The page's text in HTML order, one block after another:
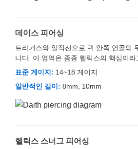
데이스 피어싱
트라거스와 일직선으로 귀 안쪽 연골의
니다. 이 영역은 종종 헬릭스의 핵심이라
표준 게이지: 14~18 게이지
일반적인 길이: 8mm, 10mm
헬릭스 스너그 피어싱